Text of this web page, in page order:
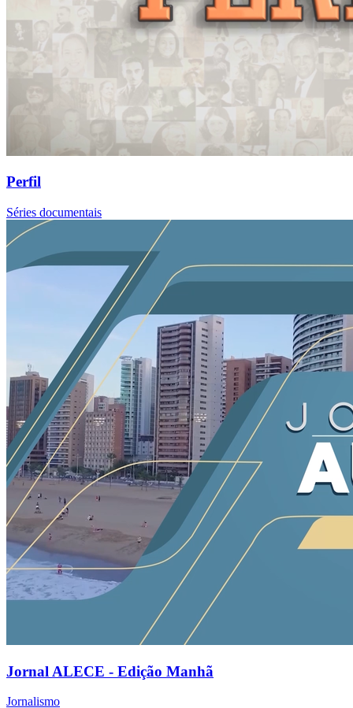
Perfil
Séries documentais
Jornal ALECE - Edição Manhã
Jornalismo